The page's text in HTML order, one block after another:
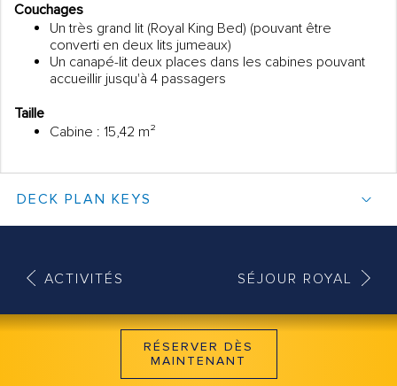
Couchages
Un très grand lit (Royal King Bed) (pouvant être
converti en deux lits jumeaux)
Un canapé-lit deux places dans les cabines pouvant
accueillir jusqu'à 4 passagers
Taille
Cabine : 15,42 m²
DECK PLAN KEYS
ACTIVITÉS SÉJOUR ROYAL
RÉSERVER DÈS
MAINTENANT